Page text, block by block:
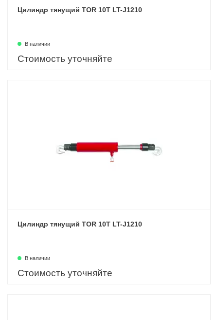
Цилиндр тянущий TOR 10T LT-J1210
В наличии
Стоимость уточняйте
Цилиндр тянущий TOR 10T LT-J1210
В наличии
Стоимость уточняйте